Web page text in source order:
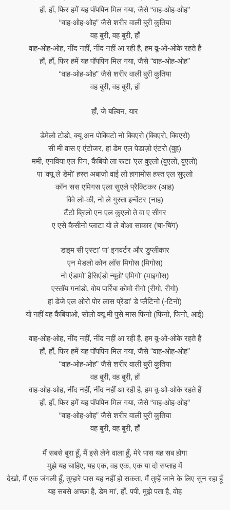
हाँ, हाँ, फिर हमें यह पॉपपिन मिल गया, जैसे “वाह-ओह-ओह”
“वाह-ओह-ओह” जैसे शरीर वाली बुरी कुतिया
वह बुरी, वह बुरी, हाँ
वाह-ओह-ओह, नींद नहीं, नींद नहीं आ रही है, हम वू-ओ-ओके रहते हैं
हाँ, हाँ, फिर हमें यह पॉपपिन मिल गया, जैसे “वाह-ओह-ओह”
“वाह-ओह-ओह” जैसे शरीर वाली बुरी कुतिया
वह बुरी, वह बुरी, हाँ
हाँ, जे बल्विन, यार
डेमेलो टोडो, क्यू अन पोक्विटो नो क्विएरो (क्विएरो, क्विएरो)
सी मी वास ए एंटोजर, हां डेम एल पेडाज़ो एंटरो (वुह)
ममी, एनविया एल पिन, कैंबियो ला रूटा ‘एल वुएलो (वुएलो, वुएलो)
पा ‘क्यू ले डेमो’ हस्त अबाजो वाई लो हागामोस हस्त एल सुएलो
कॉन सस एमिगस एला सुएले प्रैक्टिकर (आह)
विवे लो-की, नो ले गुस्ता इन्वेंटर (नाह)
टैंटो ब्रिलो एन एल कुएलो ते वा ए सीगर
ए एसे कैसीनो प्लाटा यो ले वोआ साकार (चा-चिंग)
डाइम सी एस्टा’ पा’ इनवर्टर और डुप्लीकार
एन मेडलो कोन लॉस मिगोस (मिगोस)
नो एंडामो’ हैसिएंडो न्यूवो’ एमिगो’ (माइगोस)
एस्तॉय गनांडो, वोय पार्रिबा कोमो रीगो (रीगो, रीगो)
हां डेजे एल ओरो पोर लास प्रेंडा’ डे प्लैटिनो (-टिनो)
यो नहीं वह कैंबियाओ, सोलो क्यू मी पुसे मास फिनो (फिनो, फिनो, आई)
वाह-ओह-ओह, नींद नहीं, नींद नहीं आ रही है, हम वू-ओ-ओके रहते हैं
हाँ, हाँ, फिर हमें यह पॉपपिन मिल गया, जैसे “वाह-ओह-ओह”
“वाह-ओह-ओह” जैसे शरीर वाली बुरी कुतिया
वह बुरी, वह बुरी, हाँ
वाह-ओह-ओह, नींद नहीं, नींद नहीं आ रही है, हम वू-ओ-ओके रहते हैं
हाँ, हाँ, फिर हमें यह पॉपपिन मिल गया, जैसे “वाह-ओह-ओह”
“वाह-ओह-ओह” जैसे शरीर वाली बुरी कुतिया
वह बुरी, वह बुरी, हाँ
मैं सबसे बुरा हूँ, मैं इसे लेने वाला हूँ, मेरे पास यह सब होगा
मुझे यह चाहिए, यह एक, वह एक, एक या दो सप्ताह में
देखो, मैं एक जंगली हूँ, तुम्हारे पास यह नहीं हो सकता, मैं तुम्हें जाने के लिए सुन रहा हूँ
यह सबसे अच्छा है, डेम मा’, हाँ, पपी, मुझे पता है, वोह